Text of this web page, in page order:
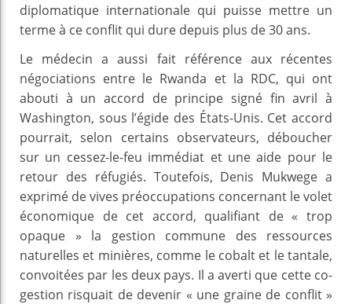
diplomatique internationale qui puisse mettre un
terme à ce conflit qui dure depuis plus de 30 ans.
Le médecin a aussi fait référence aux récentes
négociations entre le Rwanda et la RDC, qui ont
abouti à un accord de principe signé fin avril à
Washington, sous l’égide des États-Unis. Cet accord
pourrait, selon certains observateurs, déboucher
sur un cessez-le-feu immédiat et une aide pour le
retour des réfugiés. Toutefois, Denis Mukwege a
exprimé de vives préoccupations concernant le volet
économique de cet accord, qualifiant de « trop
opaque » la gestion commune des ressources
naturelles et minières, comme le cobalt et le tantale,
convoitées par les deux pays. Il a averti que cette co-
gestion risquait de devenir « une graine de conflit »